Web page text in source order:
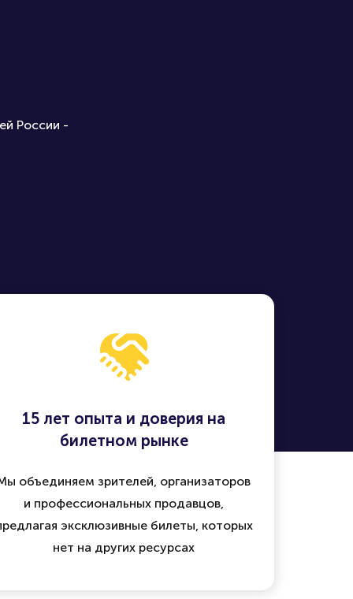
России -
15 лет опыта и доверия на
билетном рынке
объединяем зрителей, организаторов
и профессиональных продавцов,
эксклюзивные билеты, которых
нет на других ресурсах